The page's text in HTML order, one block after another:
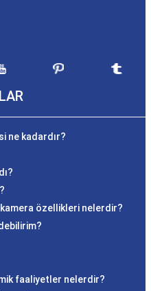
ne kadardır?
özellikleri nelerdir?
faaliyetler nelerdir?